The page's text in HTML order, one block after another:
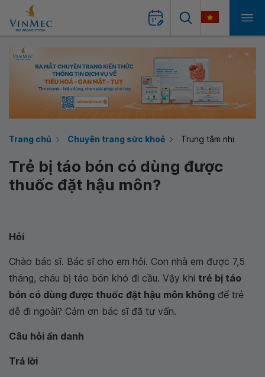
Trang chủ Chuyên trang sức khoẻ Trung tâm nhi
Trẻ bị táo bón có dùng được
thuốc đặt hậu môn?
Hỏi
Chào bác sĩ. Bác sĩ cho em hỏi. Con nhà em được 7,5
tháng, cháu bị táo bón khó đi cầu. Vậy khi trẻ bị táo
bón có dùng được thuốc đặt hậu môn không để trẻ
dễ đi ngoài? Cảm ơn bác sĩ đã tư vấn.
Câu hỏi ẩn danh
Trả lời